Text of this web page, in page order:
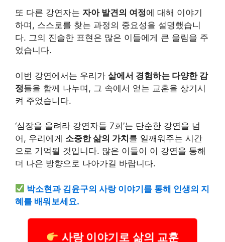
또 다른 강연자는 자아 발견의 여정에 대해 이야기
하며, 스스로를 찾는 과정의 중요성을 설명했습니
다. 그의 진솔한 표현은 많은 이들에게 큰 울림을 주
었습니다.
이번 강연에서는 우리가 삶에서 경험하는 다양한 감
정들을 함께 나누며, 그 속에서 얻는 교훈을 상기시
켜 주었습니다.
‘심장을 울려라 강연자들 7회’는 단순한 강연을 넘
어, 우리에게 소중한 삶의 가치 를 일깨워주는 시간
으로 기억될 것입니다. 많은 이들이 이 강연을 통해
더 나은 방향으로 나아가길 바랍니다.
박소현과 김윤구의 사랑 이야기를 통해 인생의 지
혜를 배워보세요.
사랑 이야기로 삶의 교훈